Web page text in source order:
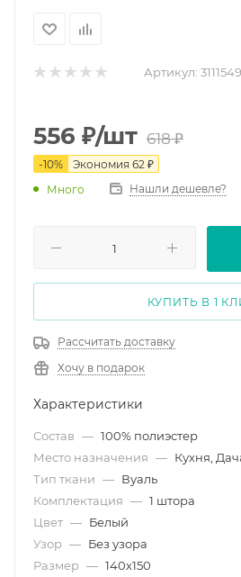
Артикул:
556 ₽/шт 618₽
-10% Экономия 62 ₽
Много
Нашли дешевле?
КУПИТЬ В 1
Рассчитать доставку
Хочу в подарок
Характеристики
Состав — 100% полиэстер
Место назначения — Кухня,
Тип ткани — Вуаль
Комплектация — 1 штора
Цвет — Белый
Узор — Без узора
Размер — 140х150